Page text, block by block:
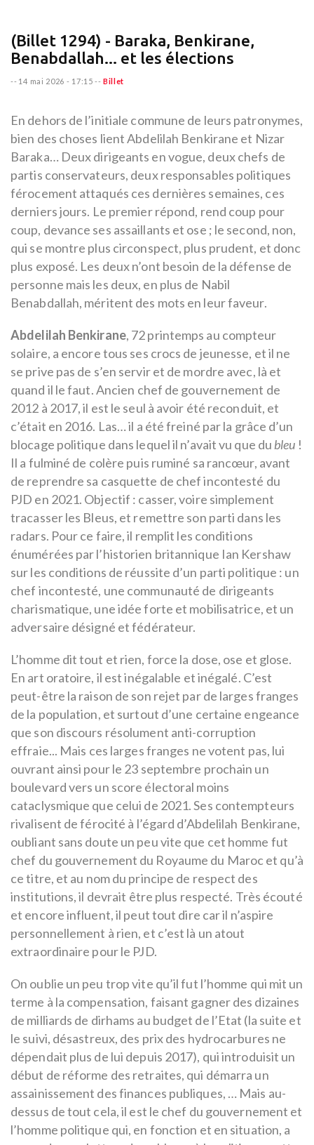
(Billet 1294) - Baraka, Benkirane,
Benabdallah... et les élections
-- 14 mai 2026 - 17:15 -- Billet
En dehors de l’initiale commune de leurs patronymes,
bien des choses lient Abdelilah Benkirane et Nizar
Baraka… Deux dirigeants en vogue, deux chefs de
partis conservateurs, deux responsables politiques
férocement attaqués ces dernières semaines, ces
derniers jours. Le premier répond, rend coup pour
coup, devance ses assaillants et ose ; le second, non,
qui se montre plus circonspect, plus prudent, et donc
plus exposé. Les deux n’ont besoin de la défense de
personne mais les deux, en plus de Nabil
Benabdallah, méritent des mots en leur faveur.
Abdelilah Benkirane, 72 printemps au compteur
solaire, a encore tous ses crocs de jeunesse, et il ne
se prive pas de s’en servir et de mordre avec, là et
quand il le faut. Ancien chef de gouvernement de
2012 à 2017, il est le seul à avoir été reconduit, et
c’était en 2016. Las… il a été freiné par la grâce d’un
blocage politique dans lequel il n’avait vu que du bleu !
Il a fulminé de colère puis ruminé sa rancœur, avant
de reprendre sa casquette de chef incontesté du
PJD en 2021. Objectif : casser, voire simplement
tracasser les Bleus, et remettre son parti dans les
radars. Pour ce faire, il remplit les conditions
énumérées par l’historien britannique Ian Kershaw
sur les conditions de réussite d’un parti politique : un
chef incontesté, une communauté de dirigeants
charismatique, une idée forte et mobilisatrice, et un
adversaire désigné et fédérateur.
L’homme dit tout et rien, force la dose, ose et glose.
En art oratoire, il est inégalable et inégalé. C’est
peut-être la raison de son rejet par de larges franges
de la population, et surtout d’une certaine engeance
que son discours résolument anti-corruption
effraie... Mais ces larges franges ne votent pas, lui
ouvrant ainsi pour le 23 septembre prochain un
boulevard vers un score électoral moins
cataclysmique que celui de 2021. Ses contempteurs
rivalisent de férocité à l’égard d’Abdelilah Benkirane,
oubliant sans doute un peu vite que cet homme fut
chef du gouvernement du Royaume du Maroc et qu’à
ce titre, et au nom du principe de respect des
institutions, il devrait être plus respecté. Très écouté
et encore influent, il peut tout dire car il n’aspire
personnellement à rien, et c’est là un atout
extraordinaire pour le PJD.
On oublie un peu trop vite qu’il fut l’homme qui mit un
terme à la compensation, faisant gagner des dizaines
de milliards de dirhams au budget de l’Etat (la suite et
le suivi, désastreux, des prix des hydrocarbures ne
dépendait plus de lui depuis 2017), qui introduisit un
début de réforme des retraites, qui démarra un
assainissement des finances publiques, … Mais au-
dessus de tout cela, il est le chef du gouvernement et
l’homme politique qui, en fonction et en situation, a